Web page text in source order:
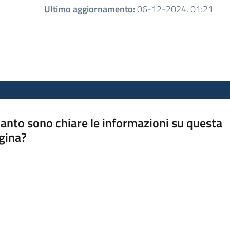
Ultimo aggiornamento:06-12-2024, 01:21
sono chiare le informazioni su questa